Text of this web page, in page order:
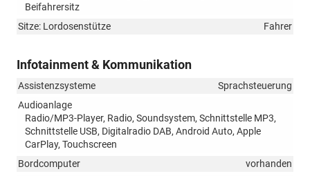
Beifahrersitz
Sitze: Lordosenstütze
Fahrer
Infotainment & Kommunikation
Assistenzsysteme
Sprachsteuerung
Audioanlage
Radio/MP3-Player, Radio, Soundsystem, Schnittstelle MP3,
Schnittstelle USB, Digitalradio DAB, Android Auto, Apple
CarPlay, Touchscreen
Bordcomputer
vorhanden